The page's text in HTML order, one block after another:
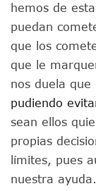
hemos de
puedan
que los
que le
nos duela que
pudiendo
sean ellos
propias
límites, pues
nuestra